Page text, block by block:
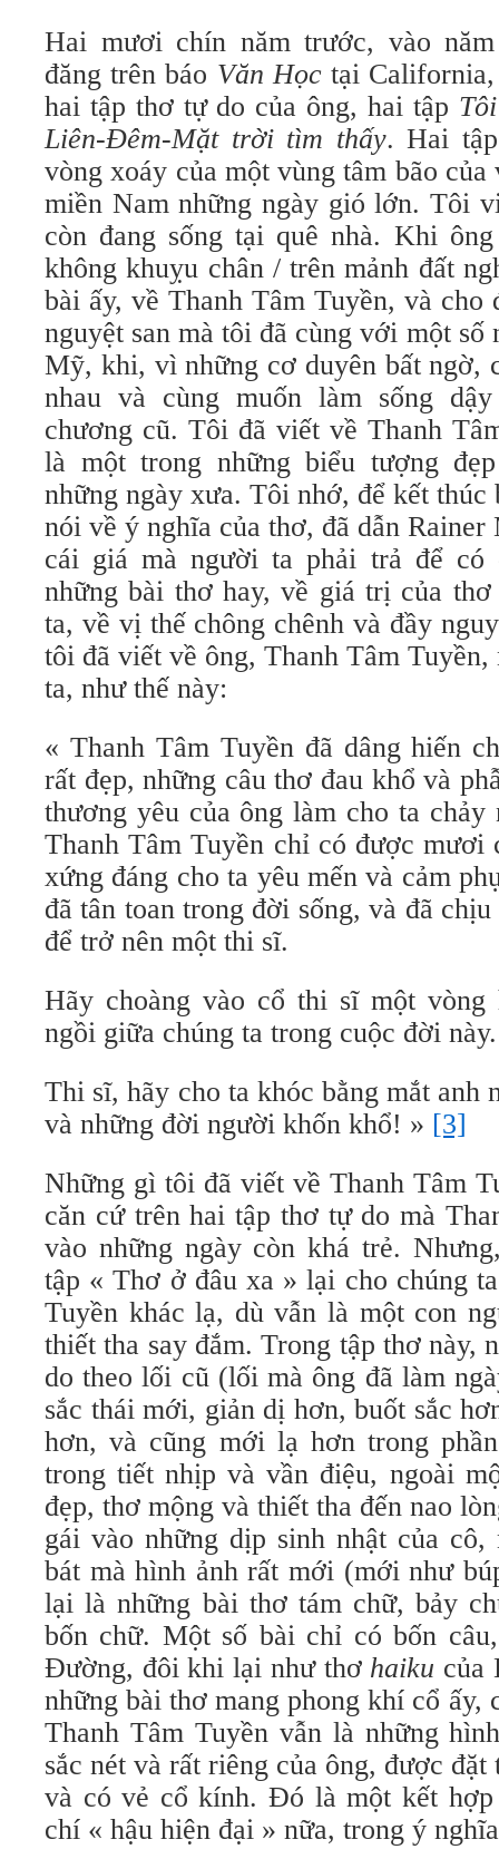
Hai mươi chín năm trước, vào
đăng trên báo Văn Họctại California,
hai tập thơ tự do của ông, hai tập
Liên-Ðêm-Mặt trời tìm thấy. Hai
vòng xoáy của một vùng tâm bão
miền Nam những ngày gió lớn. Tôi
còn đang sống tại quê nhà. Khi
không khuỵu chân / trên mảnh đất
bài ấy, về Thanh Tâm Tuyền, và cho
nguyệt san mà tôi đã cùng với một số
Mỹ, khi, vì những cơ duyên bất ngờ,
nhau và cùng muốn làm sống
chương cũ. Tôi đã viết về Thanh
là một trong những biểu tượng
những ngày xưa. Tôi nhớ, để kết
nói về ý nghĩa của thơ, đã dẫn
cái giá mà người ta phải trả để có
những bài thơ hay, về giá trị của
ta, về vị thế chông chênh và đầy
tôi đã viết về ông, Thanh Tâm
ta, như thế này:
« Thanh Tâm Tuyền đã dâng hiến
rất đẹp, những câu thơ đau khổ và
thương yêu của ông làm cho ta chảy
Thanh Tâm Tuyền chỉ có được mươi
xứng đáng cho ta yêu mến và cảm
đã tân toan trong đời sống, và đã
để trở nên một thi sĩ.
Hãy choàng vào cổ thi sĩ một vòng
ngồi giữa chúng ta trong cuộc đời này.
Thi sĩ, hãy cho ta khóc bằng mắt anh
và những đời người khốn khổ! » [3]
Những gì tôi đã viết về Thanh Tâm
căn cứ trên hai tập thơ tự do mà
vào những ngày còn khá trẻ.
tập « Thơ ở đâu xa » lại cho chúng
Tuyền khác lạ, dù vẫn là một con
thiết tha say đắm. Trong tập thơ này,
do theo lối cũ (lối mà ông đã làm
sắc thái mới, giản dị hơn, buốt sắc
hơn, và cũng mới lạ hơn trong
trong tiết nhịp và vần điệu, ngoài
đẹp, thơ mộng và thiết tha đến nao
gái vào những dịp sinh nhật của
bát mà hình ảnh rất mới (mới như
lại là những bài thơ tám chữ, bảy
bốn chữ. Một số bài chỉ có bốn
Ðường, đôi khi lại như thơ haiku của
những bài thơ mang phong khí cổ ấy,
Thanh Tâm Tuyền vẫn là những
sắc nét và rất riêng của ông, được
và có vẻ cổ kính. Ðó là một kết hợp
chí « hậu hiện đại » nữa, trong ý